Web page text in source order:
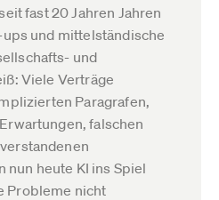
fast 20 Jahren Jahren
und mittelständische
und
Viele Verträge
Paragrafen,
falschen
nun heute KI ins Spiel
Probleme nicht